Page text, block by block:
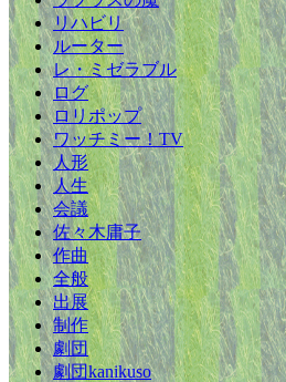
リハビリ
ルーター
レ・ミゼラブル
ログ
ロリポップ
ワッチミー！TV
人形
人生
会議
佐々木庸子
作曲
全般
出展
制作
劇団
劇団kanikuso